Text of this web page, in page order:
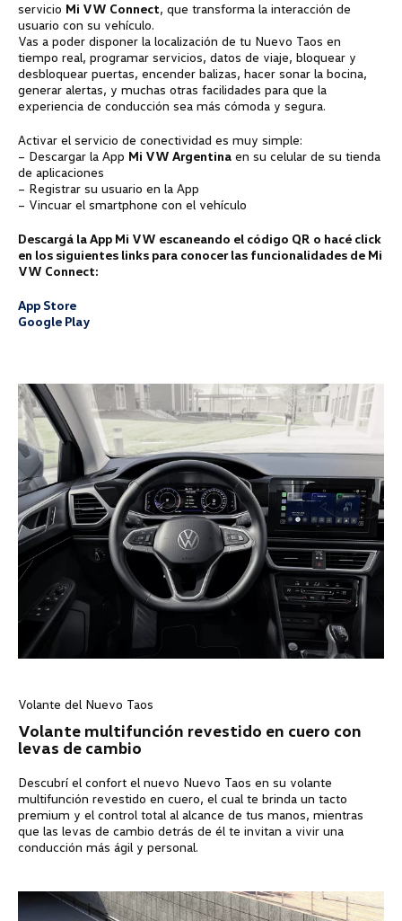
servicio Mi VW Connect, que transforma la interacción de
usuario con su vehículo.
Vas a poder disponer la localización de tu Nuevo Taos en
tiempo real, programar servicios, datos de viaje, bloquear y
desbloquear puertas, encender balizas, hacer sonar la bocina,
generar alertas, y muchas otras facilidades para que la
experiencia de conducción sea más cómoda y segura.
Activar el servicio de conectividad es muy simple:
– Descargar la App Mi VW Argentina en su celular de su tienda
de aplicaciones
– Registrar su usuario en la App
– Vincuar el smartphone con el vehículo
Descargá la App Mi VW escaneando el código QR o hacé click
en los siguientes links para conocer las funcionalidades de Mi
VW Connect:
App Store
Google Play
Volante del Nuevo Taos
Volante multifunción revestido en cuero con
levas de cambio
Descubrí el confort el nuevo Nuevo Taos en su volante
multifunción revestido en cuero, el cual te brinda un tacto
premium y el control total al alcance de tus manos, mientras
que las levas de cambio detrás de él te invitan a vivir una
conducción más ágil y personal.